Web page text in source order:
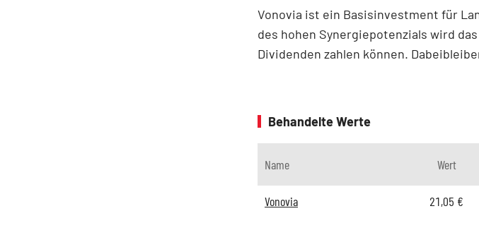
Vonovia ist ein Basisinvestment für
des hohen Synergiepotenzials wird
Dividenden zahlen können.
Behandelte Werte
Name Wert
Vonovia 21,05 €